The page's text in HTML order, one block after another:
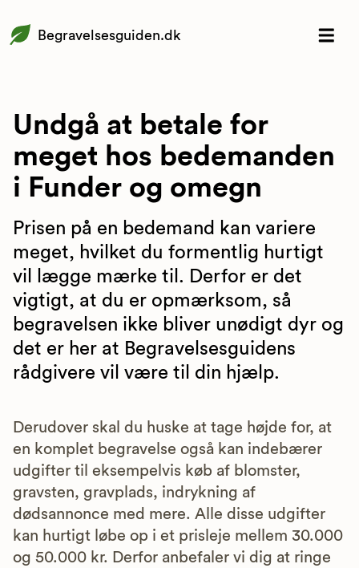
Begravelsesguiden.dk
Undgå at betale for
meget hos bedemanden
i Funder og omegn
Prisen på en bedemand kan variere
meget, hvilket du formentlig hurtigt
vil lægge mærke til. Derfor er det
vigtigt, at du er opmærksom, så
begravelsen ikke bliver unødigt dyr og
det er her at Begravelsesguidens
rådgivere vil være til din hjælp.
Derudover skal du huske at tage højde for, at
en komplet begravelse også kan indebærer
udgifter til eksempelvis køb af blomster,
gravsten, gravplads, indrykning af
dødsannonce med mere. Alle disse udgifter
kan hurtigt løbe op i et prisleje mellem 30.000
og 50.000 kr. Derfor anbefaler vi dig at ringe